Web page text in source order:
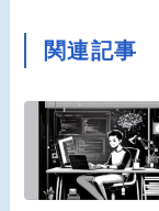
関連記事